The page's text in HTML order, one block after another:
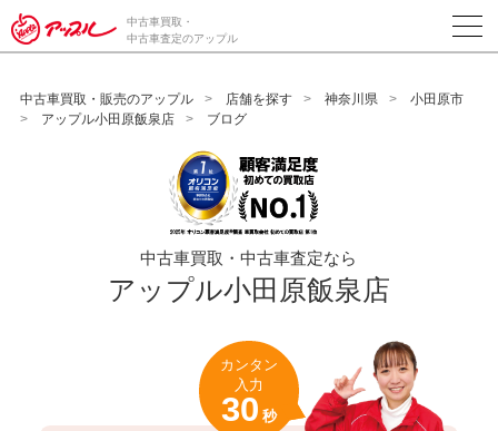
/*ABテスト_新規査定フォームの為のCVボタン*/
中古車買取・
中古車査定のアップル
中古車買取・販売のアップル 店舗を探す 神奈川県
小田原市
アップル小田原飯泉店
ブログ
中古車買取・中古車査定なら
アップル小田原飯泉店
カンタン
入力
30 秒